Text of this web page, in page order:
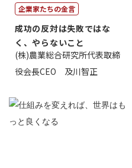
企業家たちの金言
成功の反対は失敗ではな
く、やらないこと
(株)農業総合研究所代表取締
役会長CEO 及川智正